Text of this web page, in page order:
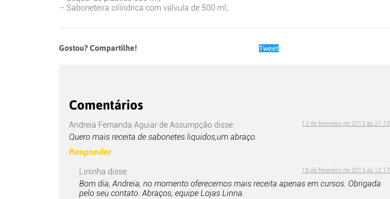
– Saboneteira cilíndrica com válvula de 500 ml;
Gostou? Compartilhe! Tweet
Comentários
Andreia Fernanda Aguiar de Assumpção disse: 13 de fevereiro de 2013 às 21:10
Quero mais receita de sabonetes liquidos,um abraço.
Responder
Lininha disse: 18 de fevereiro de 2013 às 12:17
Bom dia, Andreia, no momento oferecemos mais receita apenas em cursos. Obrigada
pelo seu contato. Abraços, equipe Lojas Linna.